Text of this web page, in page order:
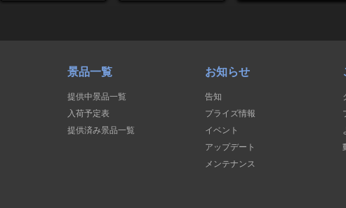
景品一覧
提供中景品一覧
入荷予定表
提供済み景品一覧
お知らせ
告知
プライズ情報
イベント
アップデート
メンテナンス